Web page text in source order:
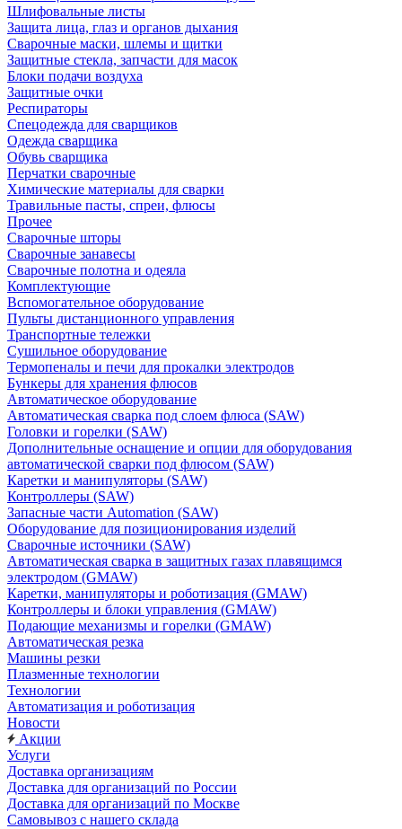
Шлифовальные листы
Защита лица, глаз и органов дыхания
Сварочные маски, шлемы и щитки
Защитные стекла, запчасти для масок
Блоки подачи воздуха
Защитные очки
Респираторы
Спецодежда для сварщиков
Одежда сварщика
Обувь сварщика
Перчатки сварочные
Химические материалы для сварки
Травильные пасты, спреи, флюсы
Прочее
Сварочные шторы
Сварочные занавесы
Сварочные полотна и одеяла
Комплектующие
Вспомогательное оборудование
Пульты дистанционного управления
Транспортные тележки
Сушильное оборудование
Термопеналы и печи для прокалки электродов
Бункеры для хранения флюсов
Автоматическое оборудование
Автоматическая сварка под слоем флюса (SAW)
Головки и горелки (SAW)
Дополнительные оснащение и опции для оборудования
автоматической сварки под флюсом (SAW)
Каретки и манипуляторы (SAW)
Контроллеры (SAW)
Запасные части Automation (SAW)
Оборудование для позиционирования изделий
Сварочные источники (SAW)
Автоматическая сварка в защитных газах плавящимся
электродом (GMAW)
Каретки, манипуляторы и роботизация (GMAW)
Контроллеры и блоки управления (GMAW)
Подающие механизмы и горелки (GMAW)
Автоматическая резка
Машины резки
Плазменные технологии
Технологии
Автоматизация и роботизация
Новости
Акции
Услуги
Доставка организациям
Доставка для организаций по России
Доставка для организаций по Москве
Самовывоз с нашего склада